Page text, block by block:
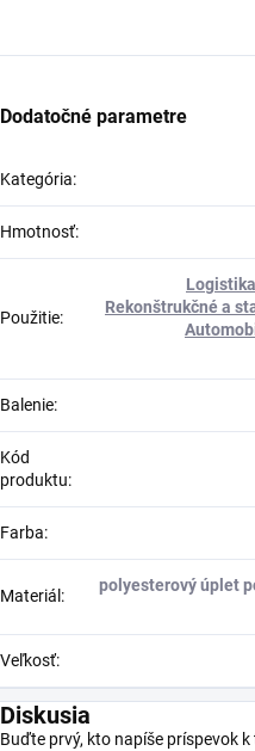
Dodatočné parametre
Kategória:
Hmotnosť:
Použitie:
Logistika
Rekonštrukčné a
Balenie:
Kód
produktu:
Farba:
Materiál :
polyesterový úplet
Veľkosť:
Diskusia
Buďte prvý, kto napíše príspevok